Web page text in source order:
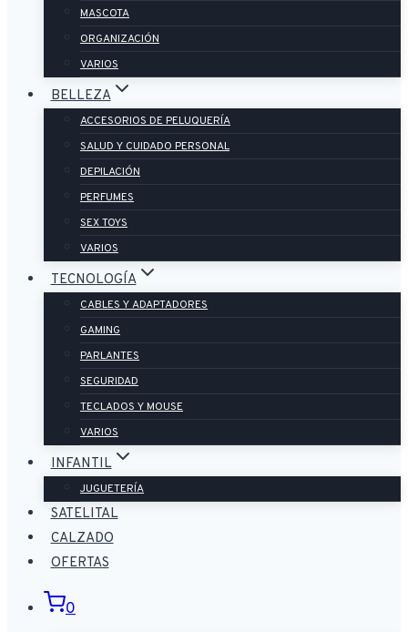
MASCOTA
ORGANIZACIÓN
VARIOS
BELLEZA
ACCESORIOS DE PELUQUERÍA
SALUD Y CUIDADO PERSONAL
DEPILACIÓN
PERFUMES
SEX TOYS
VARIOS
TECNOLOGÍA
CABLES Y ADAPTADORES
GAMING
PARLANTES
SEGURIDAD
TECLADOS Y MOUSE
VARIOS
INFANTIL
JUGUETERÍA
SATELITAL
CALZADO
OFERTAS
0